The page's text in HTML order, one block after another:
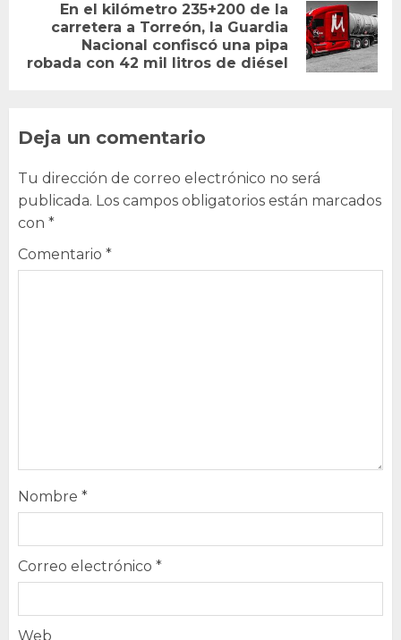
Next
post:
En el kilómetro 235+200 de la
carretera a Torreón, la Guardia
Nacional confiscó una pipa
robada con 42 mil litros de diésel
Deja un comentario
Tu dirección de correo electrónico no será
publicada. Los campos obligatorios están marcados
con *
Comentario *
Nombre *
Correo electrónico *
Web